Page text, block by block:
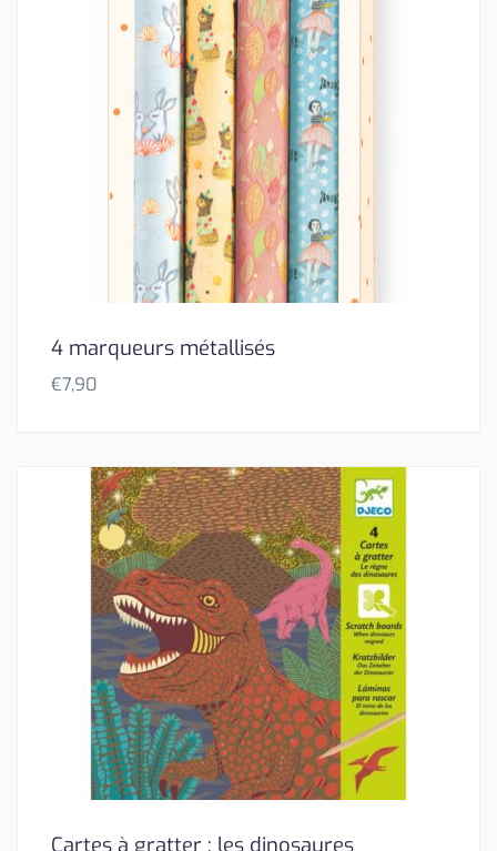
4 marqueurs métallisés
€7,90
Cartes à gratter : les dinosaures